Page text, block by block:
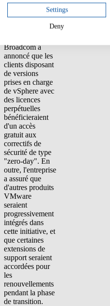
En réponse à de
Broadcom a
annoncé que les
clients disposant
de versions
prises en charge
de vSphere avec
des licences
perpétuelles
bénéficieraient
d'un accès
gratuit aux
correctifs de
sécurité de type
"zero-day". En
outre, l'entreprise
a assuré que
d'autres produits
VMware
seraient
progressivement
intégrés dans
cette initiative, et
que certaines
extensions de
support seraient
accordées pour
les
renouvellements
pendant la phase
de transition.
Settings
Deny